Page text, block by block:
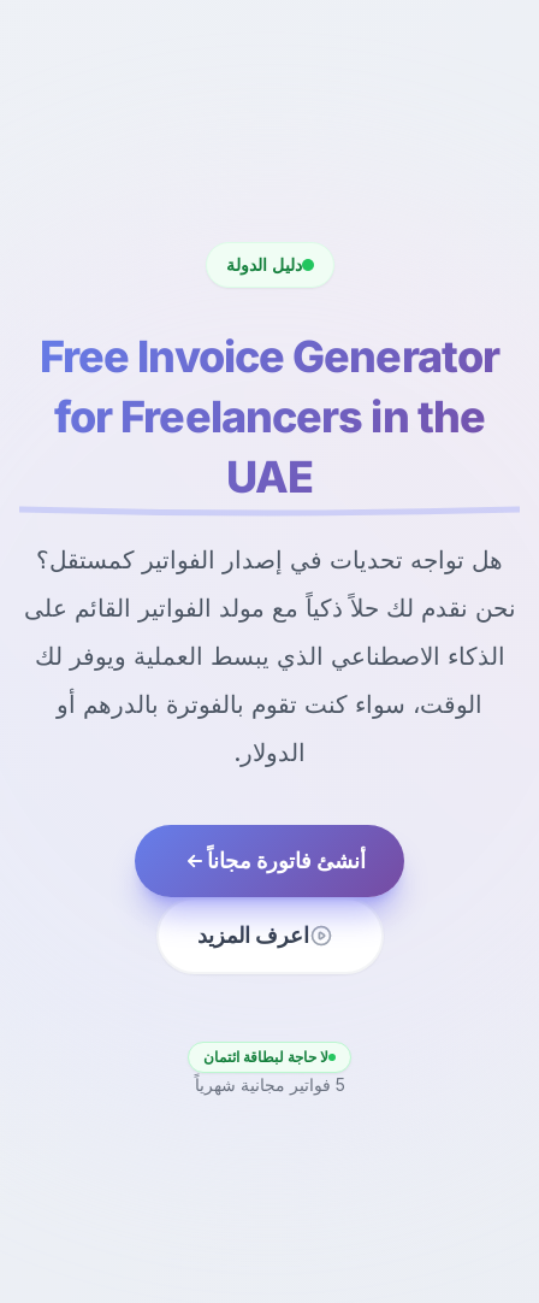
دليل الدولة
Free Invoice Generator
for Freelancers in the
UAE
هل تواجه تحديات في إصدار الفواتير كمستقل؟
نحن نقدم لك حلاً ذكياً مع مولد الفواتير القائم على
الذكاء الاصطناعي الذي يبسط العملية ويوفر لك
الوقت، سواء كنت تقوم بالفوترة بالدرهم أو
الدولار.
أنشئ فاتورة مجاناً
اعرف المزيد
لا حاجة لبطاقة ائتمان
5 فواتير مجانية شهرياً